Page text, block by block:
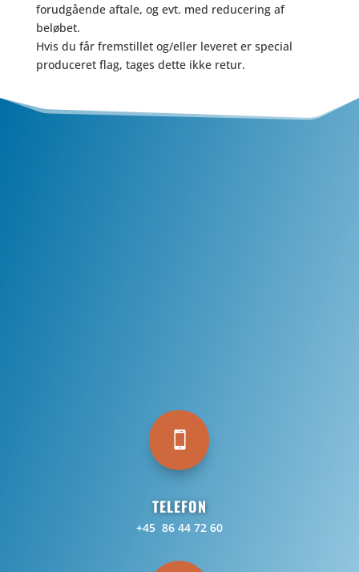
forudgående aftale, og evt. med reducering af
beløbet.
Hvis du får fremstillet og/eller leveret er special
produceret flag, tages dette ikke retur.

TELEFON
+45 86 44 72 60